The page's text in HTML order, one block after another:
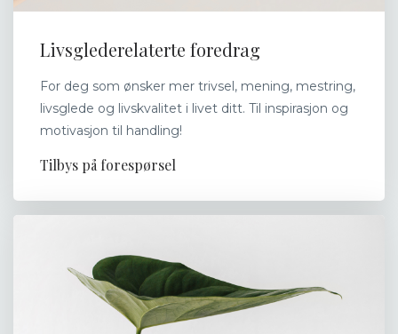
Livsglederelaterte foredrag
For deg som ønsker mer trivsel, mening, mestring,
livsglede og livskvalitet i livet ditt. Til inspirasjon og
motivasjon til handling!
Tilbys på forespørsel